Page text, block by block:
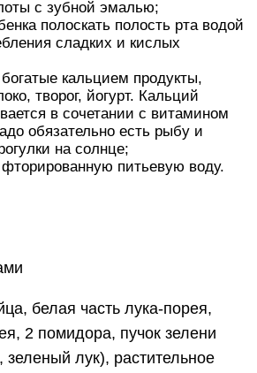
с зубной эмалью;
полоскать полость рта водой
сладких и кислых
кальцием продукты,
творог, йогурт. Кальций
в сочетании с витамином
обязательно есть рыбу и
на солнце;
питьевую воду.
белая часть лука-порея,
2 помидора, пучок зелени
зеленый лук), растительное